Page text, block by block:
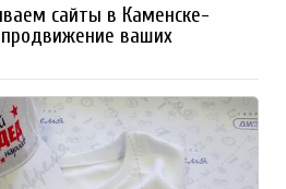
сайты в Каменске-
ваших